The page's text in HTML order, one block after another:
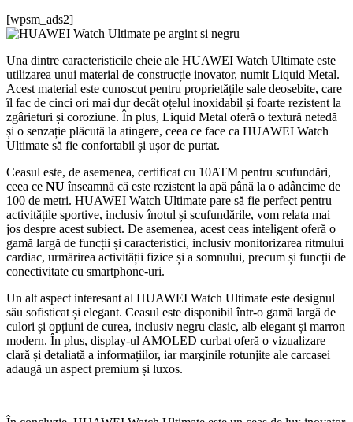
[wpsm_ads2]
Una dintre caracteristicile cheie ale HUAWEI Watch Ultimate este
utilizarea unui material de construcție inovator, numit Liquid Metal.
Acest material este cunoscut pentru proprietățile sale deosebite, care
îl fac de cinci ori mai dur decât oțelul inoxidabil și foarte rezistent la
zgârieturi și coroziune. În plus, Liquid Metal oferă o textură netedă
și o senzație plăcută la atingere, ceea ce face ca HUAWEI Watch
Ultimate să fie confortabil și ușor de purtat.
Ceasul este, de asemenea, certificat cu 10ATM pentru scufundări,
ceea ce NU înseamnă că este rezistent la apă până la o adâncime de
100 de metri. HUAWEI Watch Ultimate pare să fie perfect pentru
activitățile sportive, inclusiv înotul și scufundările, vom relata mai
jos despre acest subiect. De asemenea, acest ceas inteligent oferă o
gamă largă de funcții și caracteristici, inclusiv monitorizarea ritmului
cardiac, urmărirea activității fizice și a somnului, precum și funcții de
conectivitate cu smartphone-uri.
Un alt aspect interesant al HUAWEI Watch Ultimate este designul
său sofisticat și elegant. Ceasul este disponibil într-o gamă largă de
culori și opțiuni de curea, inclusiv negru clasic, alb elegant și marron
modern. În plus, display-ul AMOLED curbat oferă o vizualizare
clară și detaliată a informațiilor, iar marginile rotunjite ale carcasei
adaugă un aspect premium și luxos.